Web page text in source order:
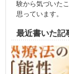
験から気づいた
思っています。
最近書いた記